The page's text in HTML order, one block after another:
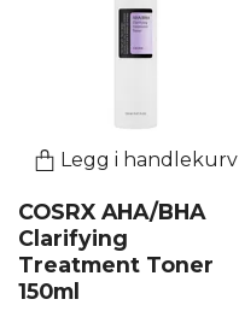
Legg i handlekurv
COSRX AHA/BHA
Clarifying
Treatment Toner
150ml